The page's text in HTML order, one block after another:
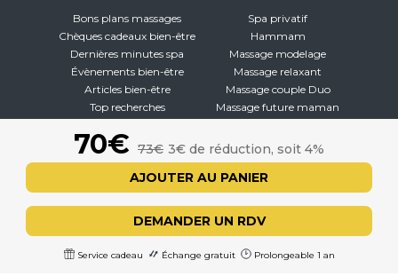
70€ 73€ 3€ de réduction, soit 4%
AJOUTER AU PANIER
DEMANDER UN RDV
Service cadeau Échange gratuit Prolongeable 1 an
Bons plans massages
Chèques cadeaux bien-être
Dernières minutes spa
Évènements bien-être
Articles bien-être
Top recherches
Spa privatif
Hammam
Massage modelage
Massage relaxant
Massage couple Duo
Massage future maman
À PROPOS
CGV - CGU
Mentions légales
Politique de confidentialité